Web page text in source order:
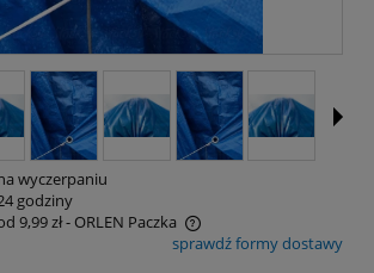
wyczerpaniu
godziny
9,99 zł- ORLEN Paczka
ewentualnych kosztów płatnościsprawdź formy dostawy